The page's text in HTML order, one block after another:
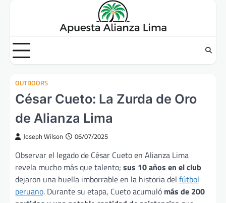
OUTDOORS
César Cueto: La Zurda de Oro
de Alianza Lima
Joseph Wilson 06/07/2025
Observar el legado de César Cueto en Alianza Lima
revela mucho más que talento; sus 10 años en el club
dejaron una huella imborrable en la historia del fútbol
peruano. Durante su etapa, Cueto acumuló más de 200